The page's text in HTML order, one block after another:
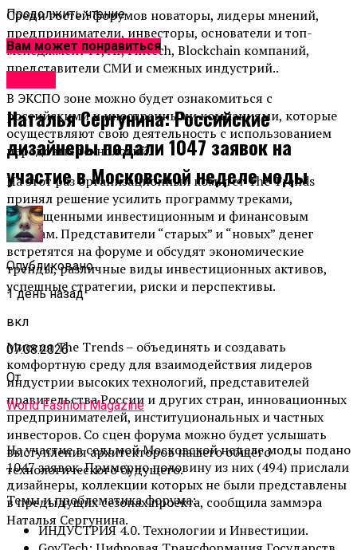
Среди гостей форумов новаторы, лидеры мнений,
предприниматели, инвесторы, основатели и топ-
менеджмент IT, AI, Fintech, Blockchain компаний,
представители СМИ и смежных индустрий..
В ЭКСПО зоне можно будет ознакомиться с
российскими и иностранными компаниями, которые
осуществляют свою деятельность с использованием
передовых технологий.
На этот раз организационный комитет The Trends
принял решение усилить программу треками,
посвященными инвестиционным и финансовым
рынкам. Представители “старых” и “новых” денег
встретятся на форуме и обсудят экономические
тренды, различные виды инвестиционных активов,
успешные стратегии, риски и перспективы.
Миссия The Trends – объединять и создавать
комфортную среду для взаимодействия лидеров
индустрии высоких технологий, представителей
правительства России и других стран, инновационных
предпринимателей, институциональных и частных
инвесторов. Со сцен форума можно будет услышать
выступления архитекторов нашего общего
технологического будущего.
Темы и проблематика форума:
ИНДУСТРИЯ 4.0. Технологии и Инвестиции.
Продолжить чтение
Вам может понравиться
Наталья Сергунина: Российские
дизайнеры подали 1047 заявок на
участие в Московской неделе моды
Опубликовано
1 день назад
вкл
07.08.2026
От
World Fashion Magazine
На участие в седьмой Московской неделе моды подано
1047 заявок. Примерно половину из них (494) прислали
дизайнеры, коллекции которых не были представлены
в предыдущих сезонах проекта, сообщила заммэра
Наталья Сергунина.